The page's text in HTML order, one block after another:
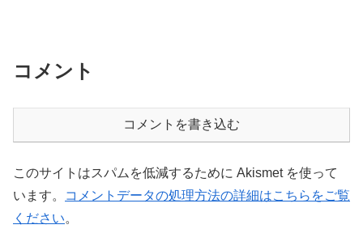
コメント
コメントを書き込む
このサイトはスパムを低減するために Akismet を使って
います。
コメントデータの処理方法の詳細はこちらをご覧
ください。